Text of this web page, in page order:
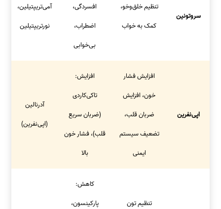
سروتونین
تنظیم خلق‌وخو،
کمک به خواب
افسردگی،
اضطراب،
بی‌خوابی
آمی‌تریپتیلین،
نورتریپتیلین
اپی‌نفرین
افزایش فشار
خون، افزایش
ضربان قلب،
تضعیف سیستم
ایمنی
افزایش:
تاکی‌کاردی
(ضربان سریع
قلب)، فشار خون
بالا
آدرنالین
(اپی‌نفرین)
تنظیم تون
کاهش:
پارکینسون،